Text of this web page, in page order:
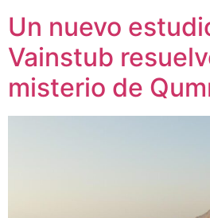
Un nuevo
Vainstub
misterio de